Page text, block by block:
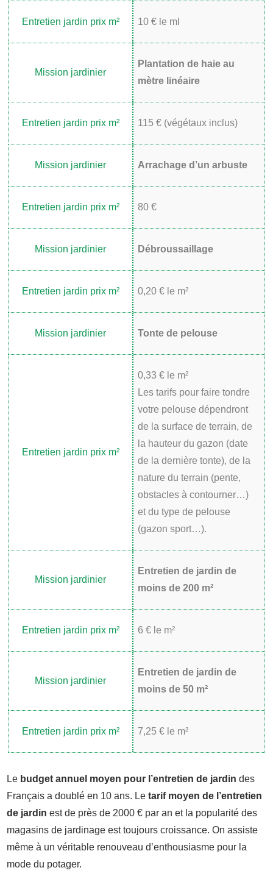
10 € le ml
Plantation de haie au
mètre linéaire
115 € (végétaux inclus)
Arrachage d’un arbuste
80 €
Débroussaillage
0,20 € le m²
Tonte de pelouse
0,33 € le m²
Les tarifs pour faire tondre
votre pelouse dépendront
de la surface de terrain, de
la hauteur du gazon (date
de la dernière tonte), de la
nature du terrain (pente,
obstacles à contourner…)
et du type de pelouse
(gazon sport…).
Entretien de jardin de
moins de 200 m²
6 € le m²
Entretien de jardin de
moins de 50 m²
7,25 € le m²
Le budget annuel moyen pour l’entretien de jardin des
Français a doublé en 10 ans. Le tarif moyen de l’entretien
de jardin est de près de 2000 € par an et la popularité des
magasins de jardinage est toujours croissance. On assiste
même à un véritable renouveau d’enthousiasme pour la
mode du potager.